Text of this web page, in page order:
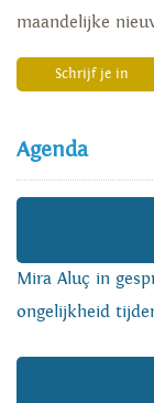
maandelijke
Schrijf je in
Agenda
Mira Aluç in
ongelijkheid